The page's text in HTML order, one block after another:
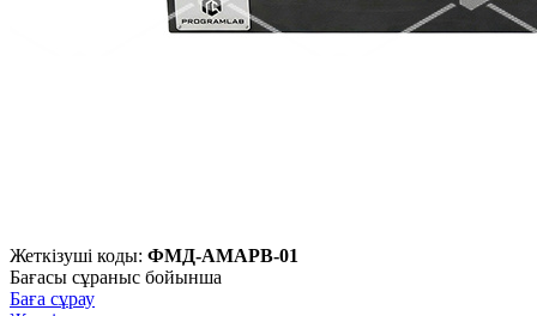
Жеткізуші коды: ФМД-АМАРВ-01
Бағасы сұраныс бойынша
Баға сұрау